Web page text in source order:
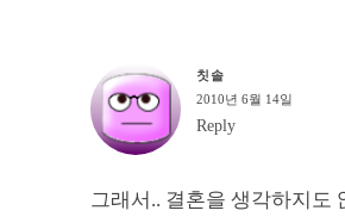
칫솔
2010년 6월 14일
Reply
그래서.. 결혼을 생각하지도